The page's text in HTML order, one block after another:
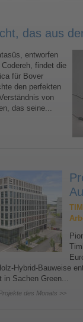
das aus
entworfen
findet die
für Bover
den perfekten
von
das seine...
Hybrid-Bauweise
in Sachen Green...
des Monats >>